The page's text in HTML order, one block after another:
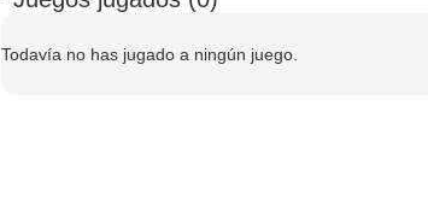
Todavía no has jugado a ningún juego.